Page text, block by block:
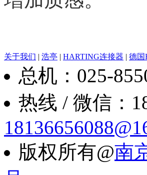
关于我们 | 浩亭 | HARTING连接器 | 德国
总机：025-
热线 / 微信：
版权所有@南